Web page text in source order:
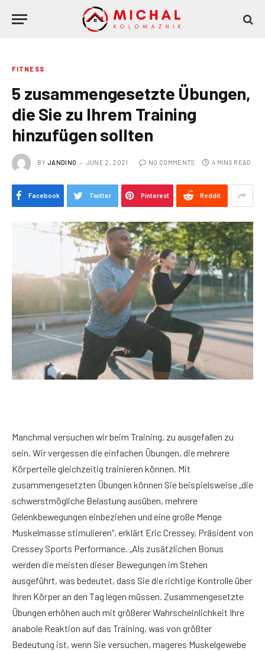
FITNESS
5 zusammengesetzte Übungen,
die Sie zu Ihrem Training
hinzufügen sollten
BY JANDINO JUNE 2, 2021 NO COMMENTS 4 MINS READ
Facebook Twitter Pinterest Reddit
Manchmal versuchen wir beim Training, zu ausgefallen zu
sein. Wir vergessen die einfachen Übungen, die mehrere
Körperteile gleichzeitig trainieren können. Mit
zusammengesetzten Übungen können Sie beispielsweise „die
schwerstmögliche Belastung ausüben, mehrere
Gelenkbewegungen einbeziehen und eine große Menge
Muskelmasse stimulieren“, erklärt Eric Cressey, Präsident von
Cressey Sports Performance. „Als zusätzlichen Bonus
werden die meisten dieser Bewegungen im Stehen
ausgeführt, was bedeutet, dass Sie die richtige Kontrolle über
Ihren Körper an den Tag legen müssen. Zusammengesetzte
Übungen erhöhen auch mit größerer Wahrscheinlichkeit Ihre
anabole Reaktion auf das Training, was von größter
Bedeutung ist, wenn Sie versuchen, mageres Muskelgewebe